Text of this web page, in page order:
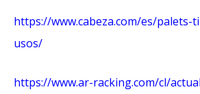
https://www.cabeza.com/es/palets-
usos/
https://www.ar-racking.com/cl/